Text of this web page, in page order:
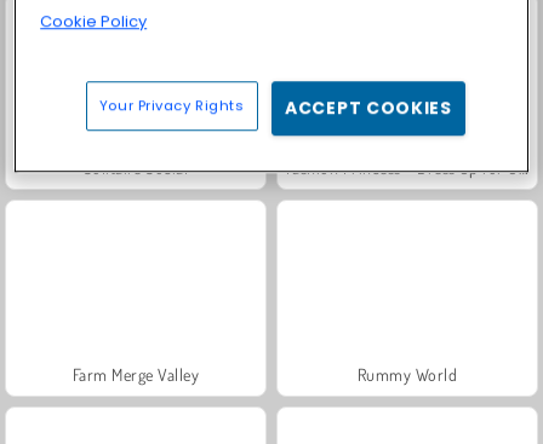
Solitaire Social Fashion Princess - Dress Up for Girls
Farm Merge Valley Rummy World
Cookie Policy
Your Privacy Rights ACCEPT COOKIES